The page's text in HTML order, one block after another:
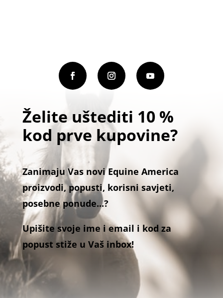
Želite uštediti 10 %
kod prve kupovine?
Zanimaju Vas novi Equine America
proizvodi, popusti, korisni savjeti,
posebne ponude...?
Upišite svoje ime i email i kod za
popust stiže u Vaš inbox!